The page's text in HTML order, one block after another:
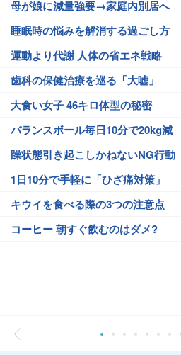
母が娘に減量強要→家庭内別居へ
睡眠時の悩みを解消する過ごし方
運動より代謝 人体の省エネ戦略
歯科の保健治療を巡る「大嘘」
大食い女子 46キロ体型の秘密
バランスボール毎日10分で20kg減
躁状態引き起こしかねないNG行動
1日10分で手軽に「ひざ痛対策」
キウイを食べる際の3つの注意点
コーヒー 朝すぐ飲むのはダメ?